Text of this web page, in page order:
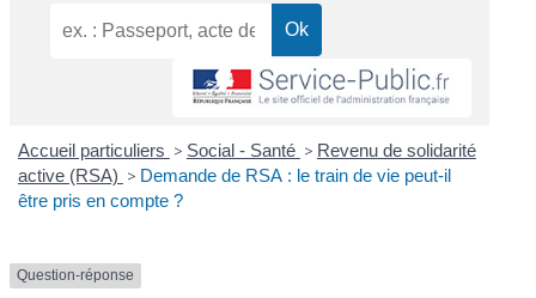
Accueil particuliers > Social - Santé > Revenu de solidarité
active (RSA) > Demande de RSA : le train de vie peut-il
être pris en compte ?
Question-réponse